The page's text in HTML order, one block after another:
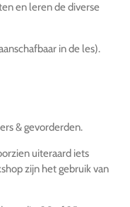
en leren de diverse
in de les).
& gevorderden.
uiteraard iets
zijn het gebruik van